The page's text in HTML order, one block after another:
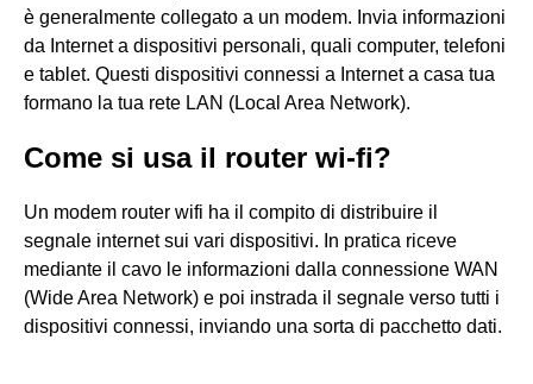
è generalmente collegato a un modem. Invia informazioni
da Internet a dispositivi personali, quali computer, telefoni
e tablet. Questi dispositivi connessi a Internet a casa tua
formano la tua rete LAN (Local Area Network).
Come si usa il router wi-fi?
Un modem router wifi ha il compito di distribuire il
segnale internet sui vari dispositivi. In pratica riceve
mediante il cavo le informazioni dalla connessione WAN
(Wide Area Network) e poi instrada il segnale verso tutti i
dispositivi connessi, inviando una sorta di pacchetto dati.